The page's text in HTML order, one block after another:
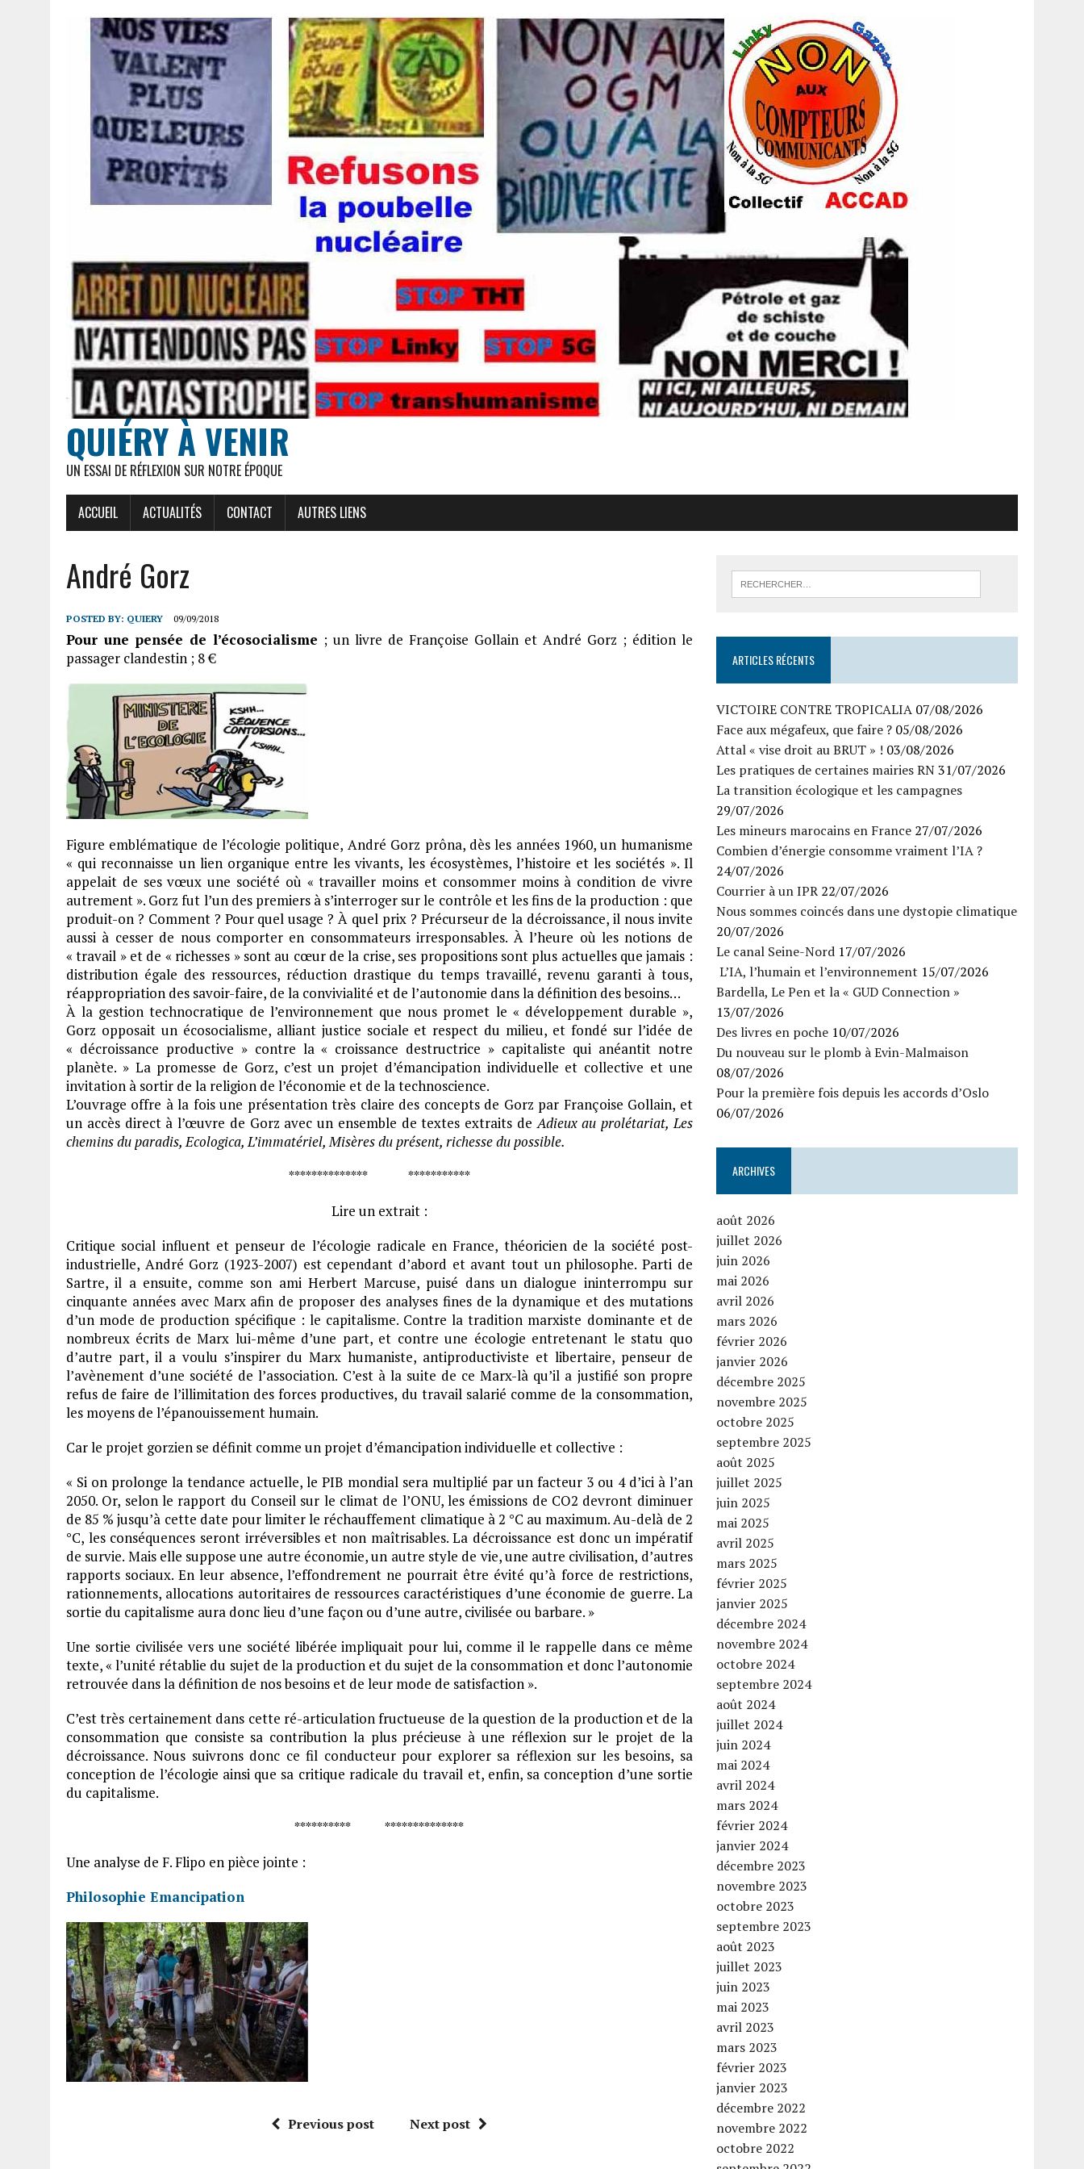
QUIÉRY À VENIR
UN ESSAI DE RÉFLEXION SUR NOTRE ÉPOQUE
ACCUEIL ACTUALITÉS CONTACT AUTRES LIENS
André Gorz
POSTED BY: QUIERY 09/09/2018
Pour une pensée de l’écosocialisme ; un livre de Françoise Gollain et André Gorz ; édition le
passager clandestin ; 8 €
Figure emblématique de l’écologie politique, André Gorz prôna, dès les années 1960, un humanisme
« qui reconnaisse un lien organique entre les vivants, les écosystèmes, l’histoire et les sociétés ». Il
appelait de ses vœux une société où « travailler moins et consommer moins à condition de vivre
autrement ». Gorz fut l’un des premiers à s’interroger sur le contrôle et les fins de la production : que
produit-on ? Comment ? Pour quel usage ? À quel prix ? Précurseur de la décroissance, il nous invite
aussi à cesser de nous comporter en consommateurs irresponsables. À l’heure où les notions de
« travail » et de « richesses » sont au cœur de la crise, ses propositions sont plus actuelles que jamais :
distribution égale des ressources, réduction drastique du temps travaillé, revenu garanti à tous,
réappropriation des savoir-faire, de la convivialité et de l’autonomie dans la définition des besoins…
À la gestion technocratique de l’environnement que nous promet le « développement durable »,
Gorz opposait un écosocialisme, alliant justice sociale et respect du milieu, et fondé sur l’idée de
« décroissance productive » contre la « croissance destructrice » capitaliste qui anéantit notre
planète. » La promesse de Gorz, c’est un projet d’émancipation individuelle et collective et une
invitation à sortir de la religion de l’économie et de la technoscience.
L’ouvrage offre à la fois une présentation très claire des concepts de Gorz par Françoise Gollain, et
un accès direct à l’œuvre de Gorz avec un ensemble de textes extraits deAdieux au prolétariat, Les
chemins du paradis, Ecologica, L’immatériel, Misères du présent, richesse du possible.
************** ***********
Lire un extrait :
Critique social influent et penseur de l’écologie radicale en France, théoricien de la société post-
industrielle, André Gorz (1923-2007) est cependant d’abord et avant tout un philosophe. Parti de
Sartre, il a ensuite, comme son ami Herbert Marcuse, puisé dans un dialogue ininterrompu sur
cinquante années avec Marx afin de proposer des analyses fines de la dynamique et des mutations
d’un mode de production spécifique : le capitalisme. Contre la tradition marxiste dominante et de
nombreux écrits de Marx lui-même d’une part, et contre une écologie entretenant le statu quo
d’autre part, il a voulu s’inspirer du Marx humaniste, antiproductiviste et libertaire, penseur de
l’avènement d’une société de l’association. C’est à la suite de ce Marx-là qu’il a justifié son propre
refus de faire de l’illimitation des forces productives, du travail salarié comme de la consommation,
les moyens de l’épanouissement humain.
Car le projet gorzien se définit comme un projet d’émancipation individuelle et collective :
« Si on prolonge la tendance actuelle, le PIB mondial sera multiplié par un facteur 3 ou 4 d’ici à l’an
2050. Or, selon le rapport du Conseil sur le climat de l’ONU, les émissions de CO2 devront diminuer
de 85 % jusqu’à cette date pour limiter le réchauffement climatique à 2 °C au maximum. Au-delà de 2
°C, les conséquences seront irréversibles et non maîtrisables. La décroissance est donc un impératif
de survie. Mais elle suppose une autre économie, un autre style de vie, une autre civilisation, d’autres
rapports sociaux. En leur absence, l’effondrement ne pourrait être évité qu’à force de restrictions,
rationnements, allocations autoritaires de ressources caractéristiques d’une économie de guerre. La
sortie du capitalisme aura donc lieu d’une façon ou d’une autre, civilisée ou barbare. »
Une sortie civilisée vers une société libérée impliquait pour lui, comme il le rappelle dans ce même
texte, « l’unité rétablie du sujet de la production et du sujet de la consommation et donc l’autonomie
retrouvée dans la définition de nos besoins et de leur mode de satisfaction ».
C’est très certainement dans cette ré-articulation fructueuse de la question de la production et de la
consommation que consiste sa contribution la plus précieuse à une réflexion sur le projet de la
décroissance. Nous suivrons donc ce fil conducteur pour explorer sa réflexion sur les besoins, sa
conception de l’écologie ainsi que sa critique radicale du travail et, enfin, sa conception d’une sortie
du capitalisme.
********** **************
Une analyse de F. Flipo en pièce jointe :
Philosophie Emancipation
Previous post Next post
ARTICLES RÉCENTS
VICTOIRE CONTRE TROPICALIA 07/08/2026
Face aux mégafeux, que faire ? 05/08/2026
Attal « vise droit au BRUT » ! 03/08/2026
Les pratiques de certaines mairies RN31/07/2026
La transition écologique et les campagnes
29/07/2026
Les mineurs marocains en France 27/07/2026
Combien d’énergie consomme vraiment l’IA ?
24/07/2026
Courrier à un IPR 22/07/2026
Nous sommes coincés dans une dystopie climatique
20/07/2026
Le canal Seine-Nord 17/07/2026
L’IA, l’humain et l’environnement 15/07/2026
Bardella, Le Pen et la « GUD Connection »
13/07/2026
Des livres en poche 10/07/2026
Du nouveau sur le plomb à Evin-Malmaison
08/07/2026
Pour la première fois depuis les accords d’Oslo
06/07/2026
ARCHIVES
août 2026
juillet 2026
juin 2026
mai 2026
avril 2026
mars 2026
février 2026
janvier 2026
décembre 2025
novembre 2025
octobre 2025
septembre 2025
août 2025
juillet 2025
juin 2025
mai 2025
avril 2025
mars 2025
février 2025
janvier 2025
décembre 2024
novembre 2024
octobre 2024
septembre 2024
août 2024
juillet 2024
juin 2024
mai 2024
avril 2024
mars 2024
février 2024
janvier 2024
décembre 2023
novembre 2023
octobre 2023
septembre 2023
août 2023
juillet 2023
juin 2023
mai 2023
avril 2023
mars 2023
février 2023
janvier 2023
décembre 2022
novembre 2022
octobre 2022